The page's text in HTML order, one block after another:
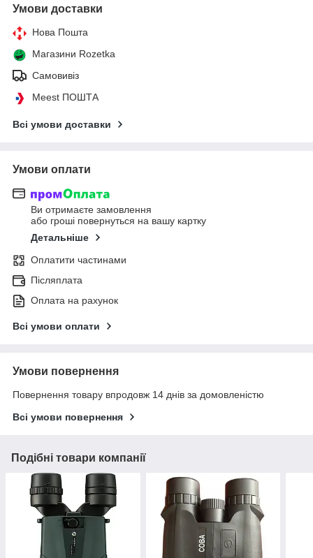
Умови доставки
Нова Пошта
Магазини Rozetka
Самовивіз
Meest ПОШТА
Всі умови доставки
Умови оплати
Ви отримаєте замовлення
або гроші повернуться на вашу картку
Детальніше
Оплатити частинами
Післяплата
Оплата на рахунок
Всі умови оплати
Умови повернення
Повернення товару впродовж 14 днів за домовленістю
Всі умови повернення
Подібні товари компанії